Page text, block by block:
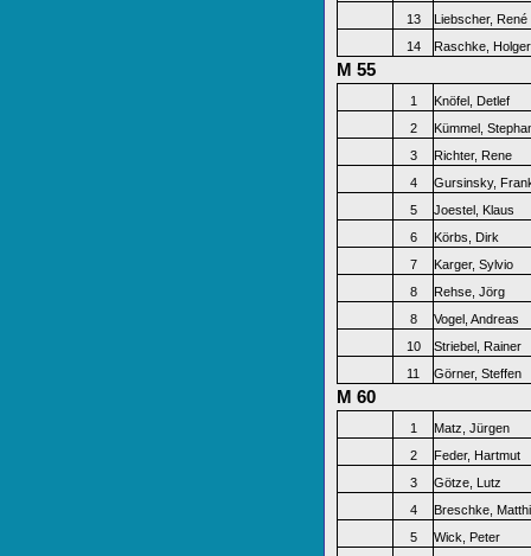
13
Liebscher, René
14
Raschke, Holger
M 55
1
Knöfel, Detlef
2
Kümmel,
3
Richter, Rene
4
Gursinsky,
5
Joestel, Klaus
6
Körbs, Dirk
7
Karger, Sylvio
8
Rehse, Jörg
8
Vogel, Andreas
10
Striebel, Rainer
11
Görner, Steffen
M 60
1
Matz, Jürgen
2
Feder, Hartmut
3
Götze, Lutz
4
Breschke,
5
Wick, Peter